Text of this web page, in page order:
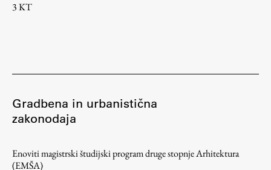
Svetlobni LAB
Seminarji
Seminarske teme
Delavnice
3 KT
Gradbena in urbanistična
zakonodaja
Enoviti magistrski študijski program druge stopnje Arhitektura
(EMŠA)